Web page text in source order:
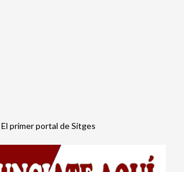
El primer portal de Sitges